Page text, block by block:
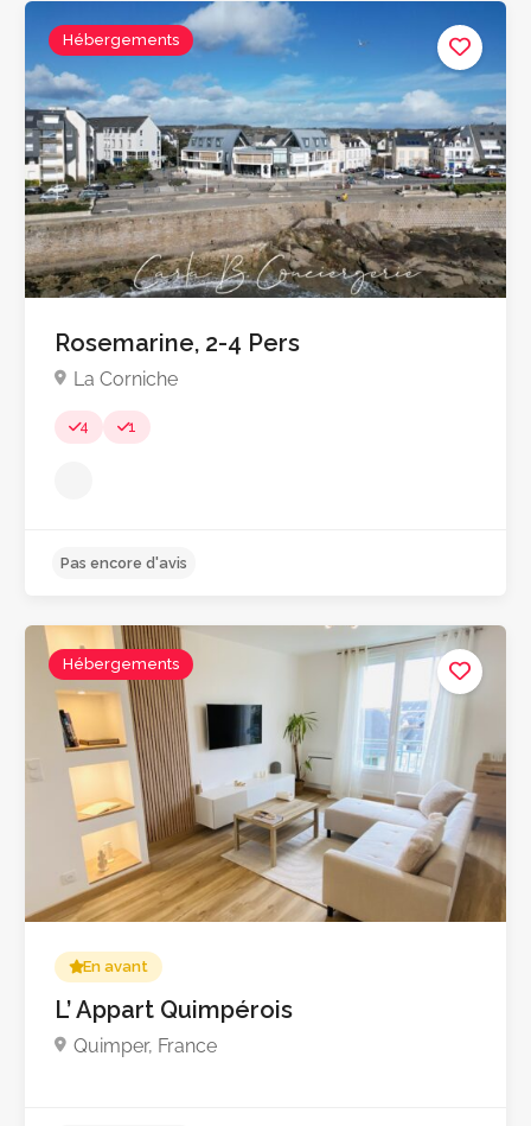
Pas encore d'avis
Pas encore d'avis
Hébergements
Rosemarine, 2-4 Pers
La Corniche
4 1
Hébergements
En avant
L’ Appart Quimpérois
Quimper, France